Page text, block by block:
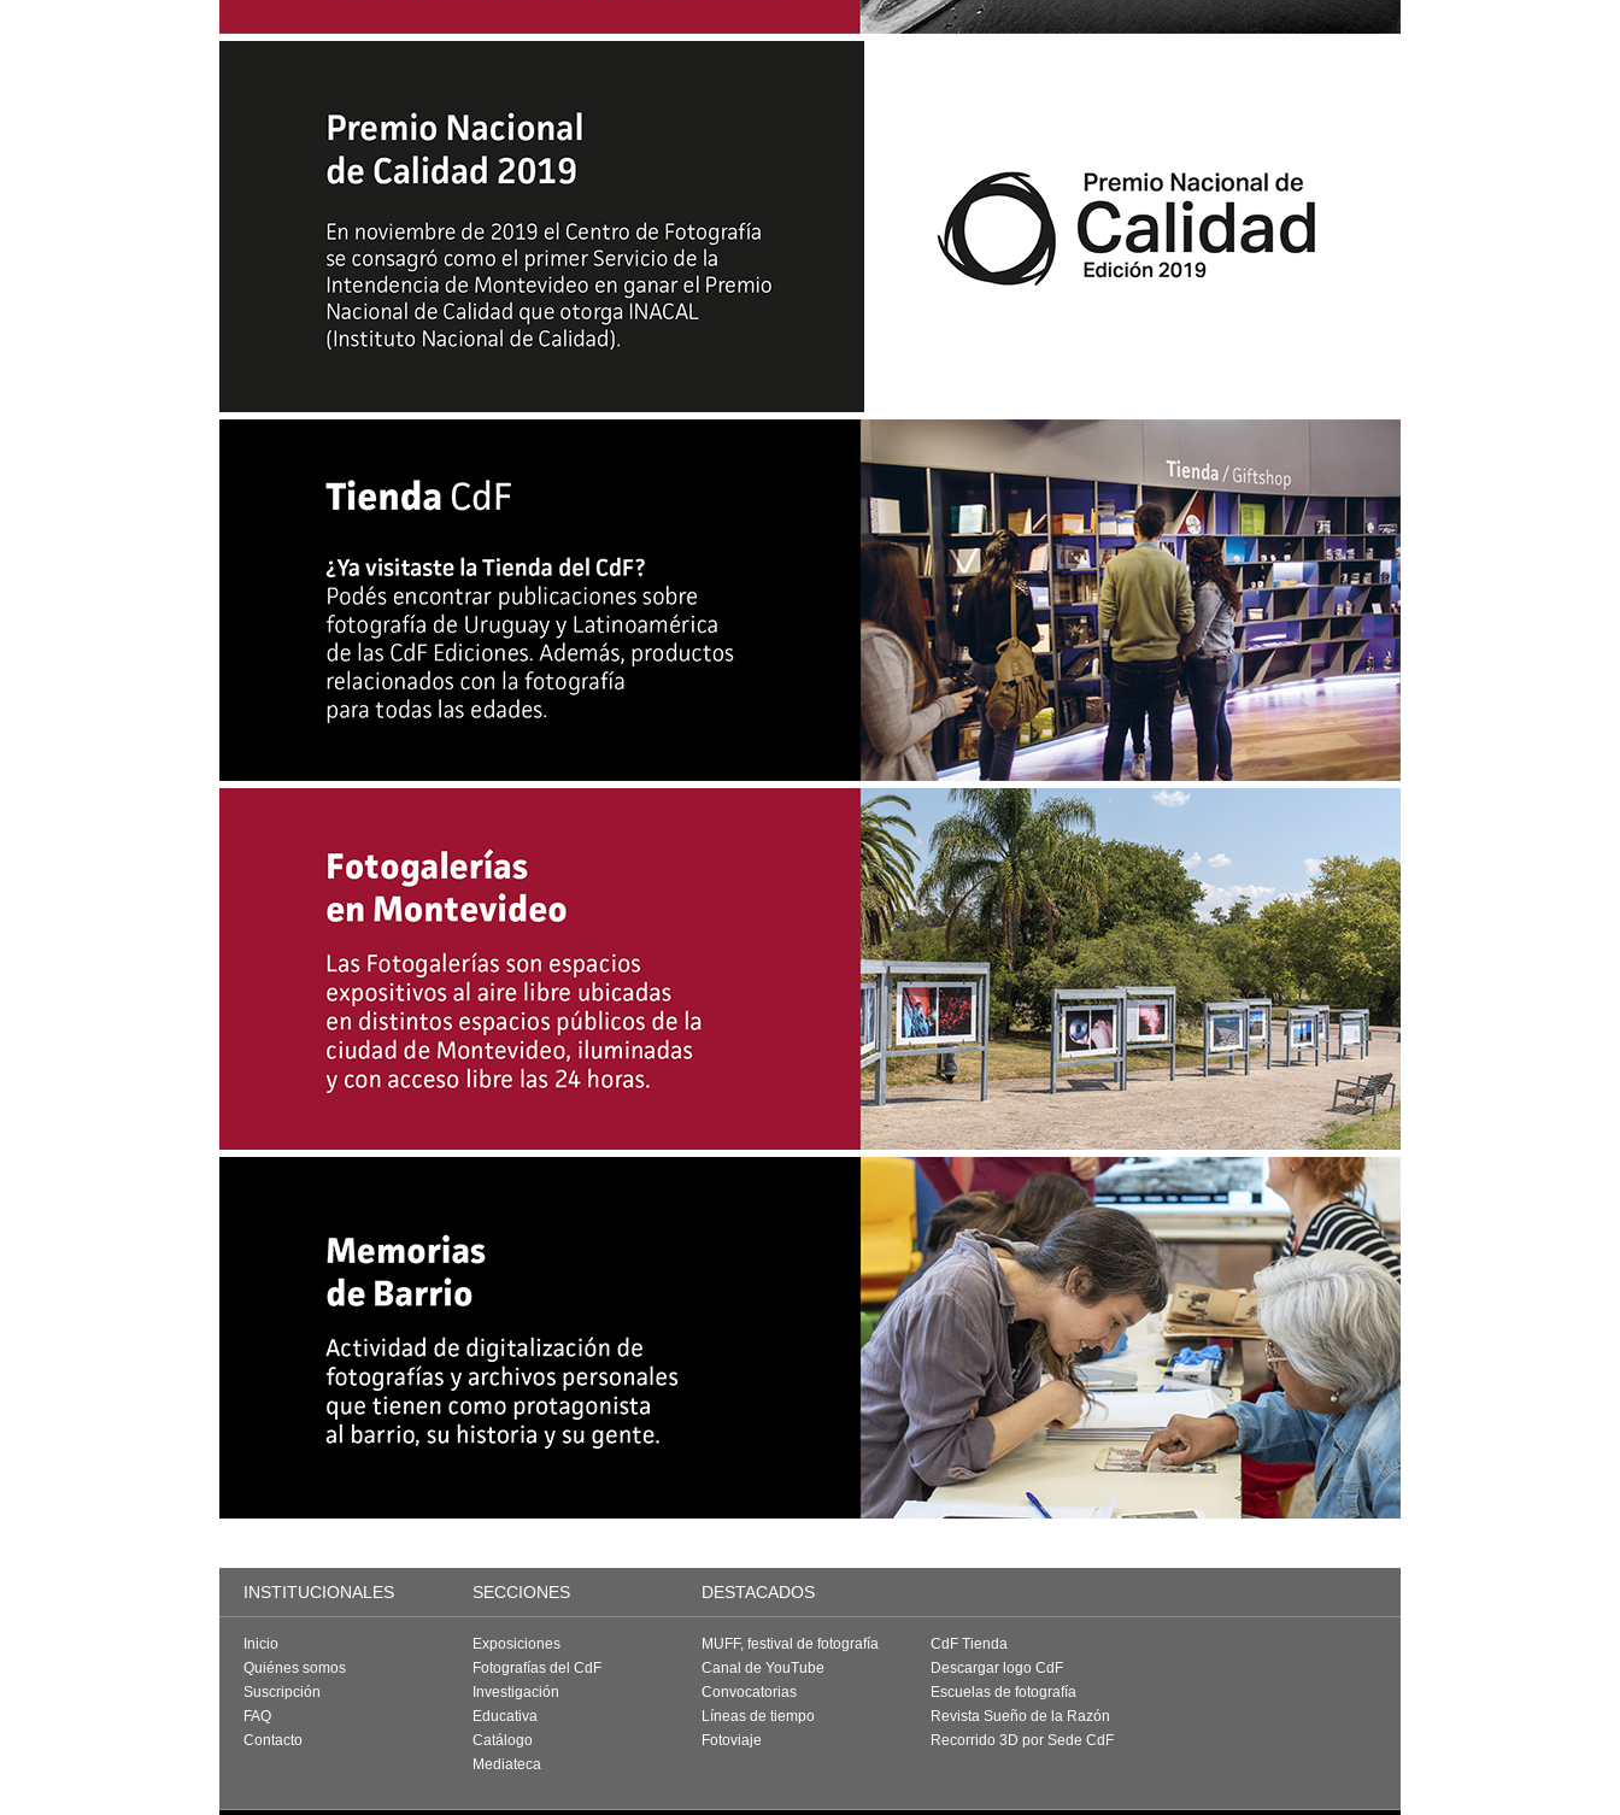
INSTITUCIONALES SECCIONES DESTACADOS
Inicio
Quiénes somos
Suscripción
FAQ
Contacto
Exposiciones
Fotografías del CdF
Investigación
Educativa
Catálogo
Mediateca
MUFF, festival de fotografía
Canal de YouTube
Convocatorias
Líneas de tiempo
Fotoviaje
CdF Tienda
Descargar logo CdF
Escuelas de fotografía
Revista Sueño de la Razón
Recorrido 3D por Sede CdF